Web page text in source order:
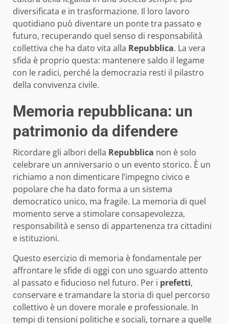
diversificata e in trasformazione. Il loro lavoro
quotidiano può diventare un ponte tra passato e
futuro, recuperando quel senso di responsabilità
collettiva che ha dato vita alla Repubblica. La vera
sfida è proprio questa: mantenere saldo il legame
con le radici, perché la democrazia resti il pilastro
della convivenza civile.
Memoria repubblicana: un
patrimonio da difendere
Ricordare gli albori della Repubblica non è solo
celebrare un anniversario o un evento storico. È un
richiamo a non dimenticare l’impegno civico e
popolare che ha dato forma a un sistema
democratico unico, ma fragile. La memoria di quel
momento serve a stimolare consapevolezza,
responsabilità e senso di appartenenza tra cittadini
e istituzioni.
Questo esercizio di memoria è fondamentale per
affrontare le sfide di oggi con uno sguardo attento
al passato e fiducioso nel futuro. Per i prefetti,
conservare e tramandare la storia di quel percorso
collettivo è un dovere morale e professionale. In
tempi di tensioni politiche e sociali, tornare a quelle